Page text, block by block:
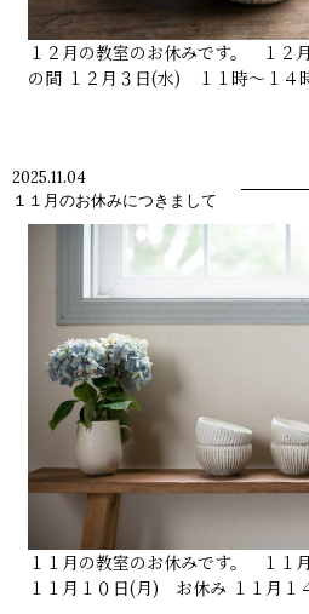
１２月の教室のお休みです。 １
の間 １２月３日(水) １１時～１
2025.11.04
１１月のお休みにつきまして
１１月の教室のお休みです。 １
１１月１０日(月) お休み １１月